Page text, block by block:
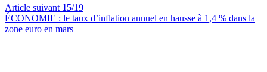
Article suivant 15/19
ÉCONOMIE : le taux d’inflation annuel en hausse à 1,4 % dans la
zone euro en mars